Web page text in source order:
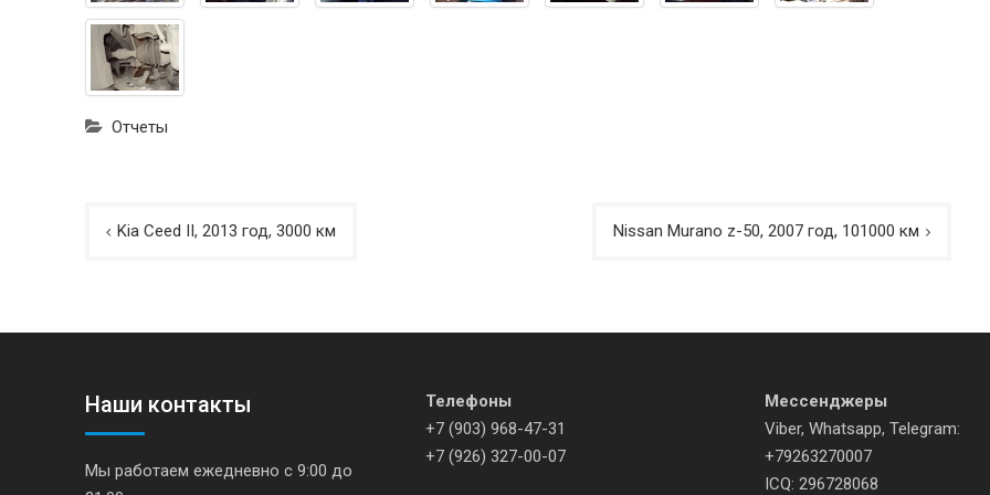
Отчеты
Навигация
Kia Ceed II, 2013 год, 3000 км Nissan Murano z-50, 2007 год, 101000 км
Наши контакты
Мы работаем ежедневно с 9:00 до
Телефоны
+7 (903) 968-47-31
+7 (926) 327-00-07
Мессенджеры
Viber, Whatsapp, Telegram:
+79263270007
ICQ: 296728068